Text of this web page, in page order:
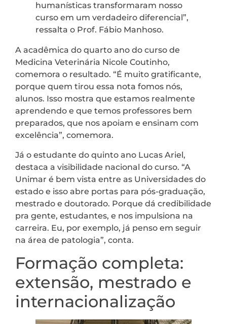
humanísticas transformaram nosso
curso em um verdadeiro diferencial”,
ressalta o Prof. Fábio Manhoso.
A acadêmica do quarto ano do curso de
Medicina Veterinária Nicole Coutinho,
comemora o resultado. “É muito gratificante,
porque quem tirou essa nota fomos nós,
alunos. Isso mostra que estamos realmente
aprendendo e que temos professores bem
preparados, que nos apoiam e ensinam com
excelência”, comemora.
Já o estudante do quinto ano Lucas Ariel,
destaca a visibilidade nacional do curso. “A
Unimar é bem vista entre as Universidades do
estado e isso abre portas para pós-graduação,
mestrado e doutorado. Porque dá credibilidade
pra gente, estudantes, e nos impulsiona na
carreira. Eu, por exemplo, já penso em seguir
na área de patologia”, conta.
Formação completa:
extensão, mestrado e
internacionalização